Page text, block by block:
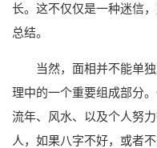
长。这不仅仅是一种迷信
总结。
当然，面相并不能单
理中的一个重要组成部分
流年、风水、以及个人努
人，如果八字不好，或者